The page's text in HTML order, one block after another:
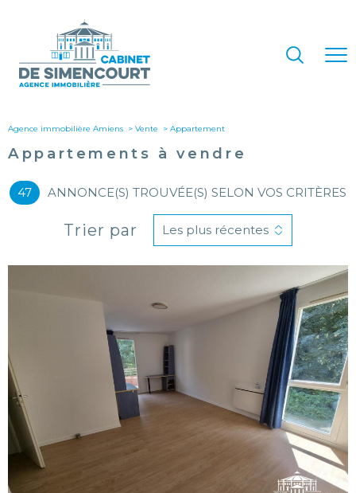
Agence immobilière Amiens Vente appartement
Appartements à vendre
47 ANNONCE(S) TROUVÉE(S) SELON VOS CRITÈRES
Trier par Les plus récentes
voir le
bien